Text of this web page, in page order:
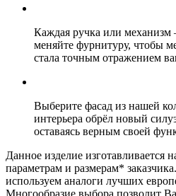
Каждая ручка или
меняйте фурнитуру, чтобы
стала точным отражением
Выберите фасад из нашей
интерьера обрёл новый
оставаясь верным своей
Данное изделие изготавливается
параметрам и размерам*
используем аналоги лучших
Многообразие выбора позволит